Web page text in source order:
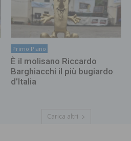
Primo Piano
È il molisano Riccardo
Barghiacchi il più bugiardo
d’Italia
Carica altri